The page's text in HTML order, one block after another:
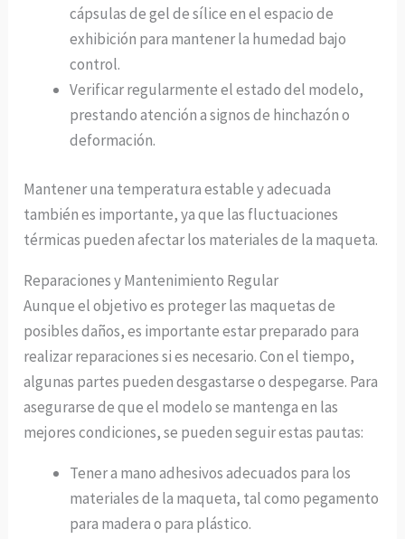
cápsulas de gel de sílice en el espacio de
exhibición para mantener la humedad bajo
control.
Verificar regularmente el estado del modelo,
prestando atención a signos de hinchazón o
deformación.
Mantener una temperatura estable y adecuada
también es importante, ya que las fluctuaciones
térmicas pueden afectar los materiales de la maqueta.
Reparaciones y Mantenimiento Regular
Aunque el objetivo es proteger las maquetas de
posibles daños, es importante estar preparado para
realizar reparaciones si es necesario. Con el tiempo,
algunas partes pueden desgastarse o despegarse. Para
asegurarse de que el modelo se mantenga en las
mejores condiciones, se pueden seguir estas pautas:
Tener a mano adhesivos adecuados para los
materiales de la maqueta, tal como pegamento
para madera o para plástico.